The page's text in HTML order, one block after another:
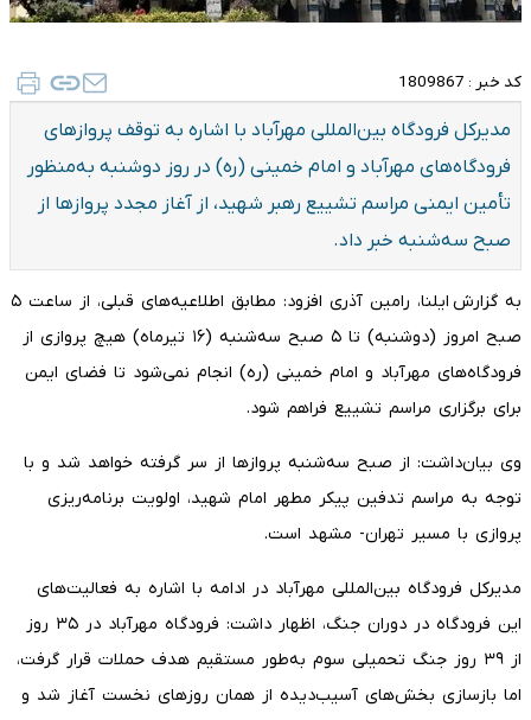
کد خبر : 1809867
مدیرکل فرودگاه بین‌المللی مهرآباد با اشاره به توقف پرواز‌های
فرودگاه‌های مهرآباد و امام خمینی (ره) در روز دوشنبه به‌منظور
تأمین ایمنی مراسم تشییع رهبر شهید، از آغاز مجدد پرواز‌ها از
صبح سه‌شنبه خبر داد.
به گزارش ایلنا، رامین آذری افزود: مطابق اطلاعیه‌های قبلی، از ساعت ۵
صبح امروز (دوشنبه) تا ۵ صبح سه‌شنبه (۱۶ تیرماه) هیچ پروازی از
فرودگاه‌های مهرآباد و امام خمینی (ره) انجام نمی‌شود تا فضای ایمن
برای برگزاری مراسم تشییع فراهم شود.
وی بیان‌داشت: از صبح سه‌شنبه پرواز‌ها از سر گرفته خواهد شد و با
توجه به مراسم تدفین پیکر مطهر امام شهید، اولویت برنامه‌ریزی
پروازی با مسیر تهران- مشهد است.
مدیرکل فرودگاه بین‌المللی مهرآباد در ادامه با اشاره به فعالیت‌های
این فرودگاه در دوران جنگ، اظهار داشت: فرودگاه مهرآباد در ۳۵ روز
از ۳۹ روز جنگ تحمیلی سوم به‌طور مستقیم هدف حملات قرار گرفت،
اما بازسازی بخش‌های آسیب‌دیده از همان روز‌های نخست آغاز شد و